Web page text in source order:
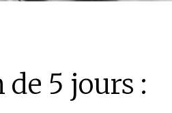
5 jours :